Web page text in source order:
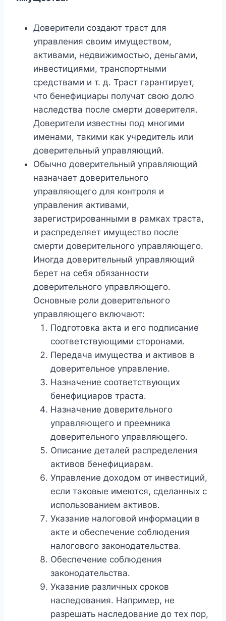
Доверители создают траст для
управления своим имуществом,
активами, недвижимостью, деньгами,
инвестициями, транспортными
средствами и т. д. Траст гарантирует,
что бенефициары получат свою долю
наследства после смерти доверителя.
Доверители известны под многими
именами, такими как учредитель или
доверительный управляющий.
Обычно доверительный управляющий
назначает доверительного
управляющего для контроля и
управления активами,
зарегистрированными в рамках траста,
и распределяет имущество после
смерти доверительного управляющего.
Иногда доверительный управляющий
берет на себя обязанности
доверительного управляющего.
Основные роли доверительного
управляющего включают:
Подготовка акта и его подписание
соответствующими сторонами.
Передача имущества и активов в
доверительное управление.
Назначение соответствующих
бенефициаров траста.
Назначение доверительного
управляющего и преемника
доверительного управляющего.
Описание деталей распределения
активов бенефициарам.
Управление доходом от инвестиций,
если таковые имеются, сделанных с
использованием активов.
Указание налоговой информации в
акте и обеспечение соблюдения
налогового законодательства.
Обеспечение соблюдения
законодательства.
Указание различных сроков
наследования. Например, не
разрешать наследование до тех пор,